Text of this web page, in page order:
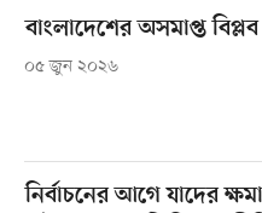
বাংলাদেশের অসমাপ্ত বিপ্লব
০৫ জুন ২০২৬
নির্বাচনের আগে যাদের ক্ষমা